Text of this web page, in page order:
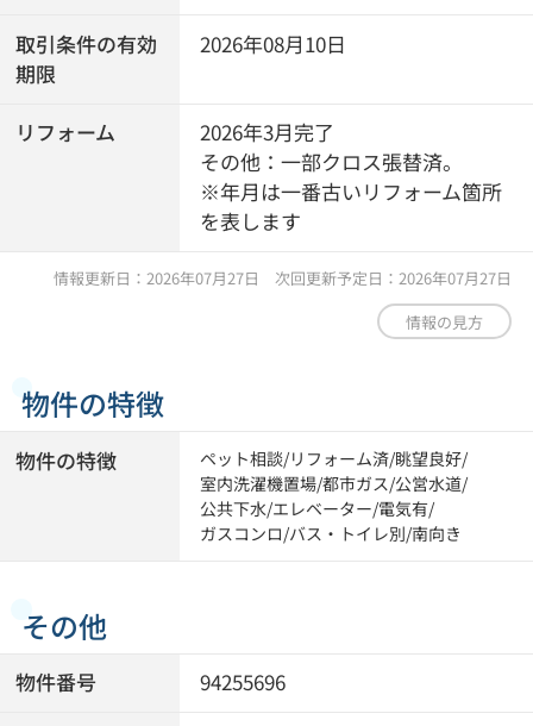
取引条件の有効
期限
2026年08月10日
リフォーム
2026年3月完了
その他：一部クロス張替済。
※年月は一番古いリフォーム箇所
を表します
情報更新日：2026年07月27日 次回更新予定日：2026年07月27日
情報の見方
物件の特徴
物件の特徴 ペット相談/リフォーム済/眺望良好/
室内洗濯機置場/都市ガス/公営水道/
公共下水/エレベーター/電気有/
ガスコンロ/バス・トイレ別/南向き
その他
物件番号 94255696